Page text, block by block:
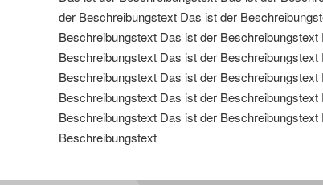
der Beschreibungstext Das ist der
Beschreibungstext Das ist der
Beschreibungstext Das ist der
Beschreibungstext Das ist der
Beschreibungstext Das ist der
Beschreibungstext Das ist der
Beschreibungstext